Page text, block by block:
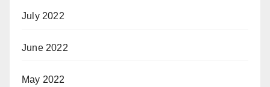
July 2022
June 2022
May 2022